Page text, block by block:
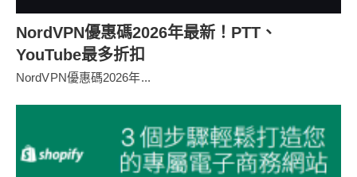
NordVPN優惠碼2026年最新！PTT、
YouTube最多折扣
NordVPN優惠碼2026年...